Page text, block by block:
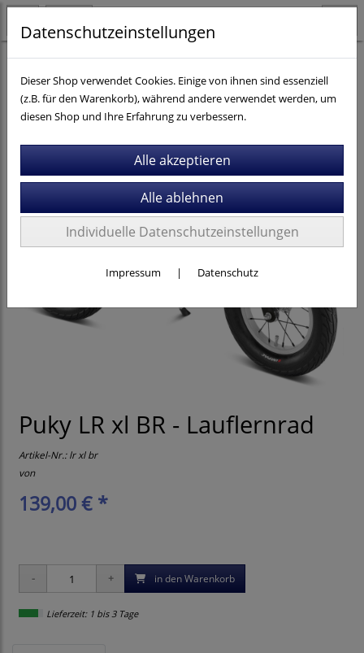
Kinder- / Jugendräder Puky
Puky LR xl BR - Lauflernrad
Artikel-Nr.:lr xl br
von
139,00 € *
in den Warenkorb
Lieferzeit: 1 bis 3 Tage
Datenschutzeinstellungen
Dieser Shop verwendet Cookies. Einige von ihnen sind essenziell
(z.B. für den Warenkorb), während andere verwendet werden, um
diesen Shop und Ihre Erfahrung zu verbessern.
Individuelle Datenschutzeinstellungen
Impressum | Datenschutz